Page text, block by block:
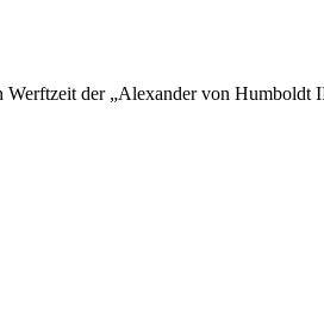
Werftzeit der „Alexander von